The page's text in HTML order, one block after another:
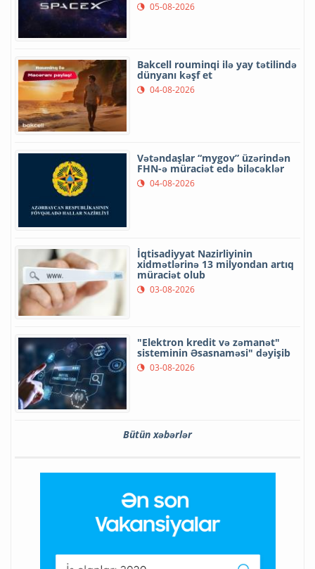
05-08-2026
Bakcell rouminqi ilə yay tətilində
dünyanı kəşf et
04-08-2026
Vətəndaşlar “mygov” üzərindən
FHN-ə müraciət edə biləcəklər
04-08-2026
İqtisadiyyat Nazirliyinin
xidmətlərinə 13 milyondan artıq
müraciət olub
03-08-2026
"Elektron kredit və zəmanət"
sisteminin Əsasnaməsi" dəyişib
03-08-2026
Bütün xəbərlər